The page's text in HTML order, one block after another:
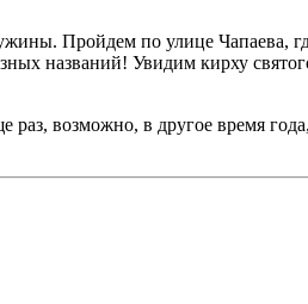
. Пройдем по улице Чапаева,
названий! Увидим кирху
возможно, в другое время